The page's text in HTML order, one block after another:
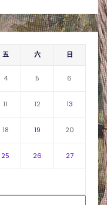
五 六 日
4 5 6
11 12 13
18 19 20
25 26 27